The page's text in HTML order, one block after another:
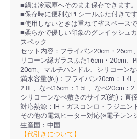
■鍋は冷蔵庫へそのまま保存できます。
■保存時に便利なPEシールふた付きです
■使用しないときは重ねて省スペースで
■柔らかで優しい印象のグレイッシュカ
スペック
セット内容：フライパン20cm・26cm
リコーン縁ガラスふた16cm・20cm、
20cm、マルチハンドル、シリコーンな
満水容量(約)：フライパン20cm：1.4L
2.8L、なべ16cm：1.5L、なべ20cm：
シリコーンなべ敷きのサイズ(約)：直
対応熱源：IH・ガスコンロ・ラジエン
その他の電気ヒーター対応(※電子レン
生産国：中国
【代引きについて】